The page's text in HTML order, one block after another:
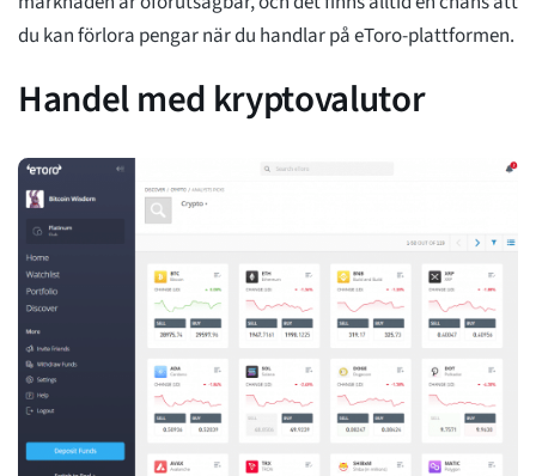
du kan förlora pengar när du handlar på eToro-plattformen.
Handel med kryptovalutor